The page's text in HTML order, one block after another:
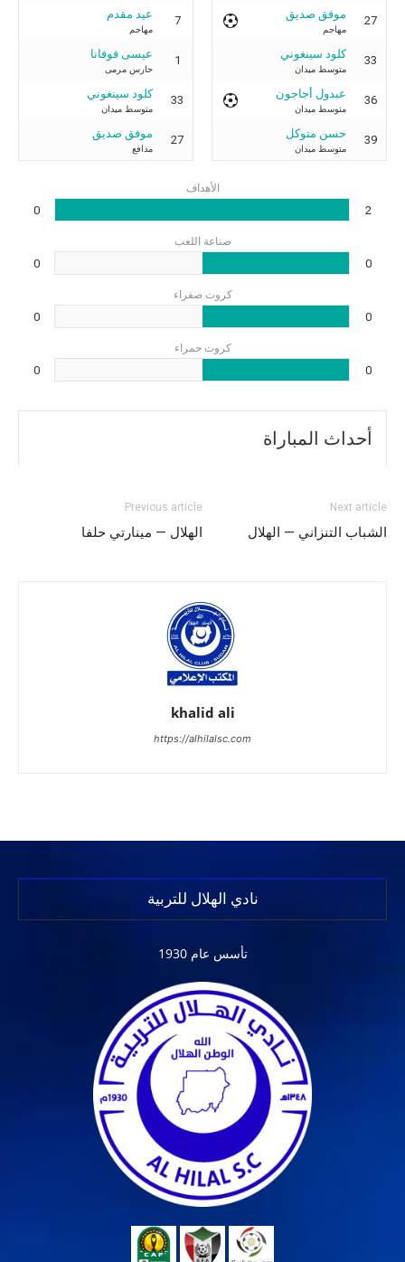
27 موفق صديق
مهاجم
33 كلود سينغوني
متوسط ميدان
36 عبدول أجاجون
متوسط ميدان
39 حسن متوكل
متوسط ميدان
7 عيد مقدم
مهاجم
1 عيسى فوفانا
حارس مرمى
33 كلود سينغوني
متوسط ميدان
27 موفق صديق
مدافع
الأهداف
2
0
صناعة اللعب
0
0
كروت صفراء
0
0
كروت حمراء
0
0
أحداث المباراة
Previous article
الهلال — مينارتي حلفا
Next article
الشباب التنزاني — الهلال
khalid ali
https://alhilalsc.com
نادي الهلال للتربية
تأسس عام 1930